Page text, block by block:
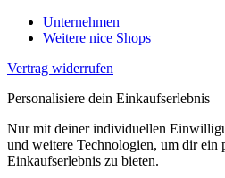
Unternehmen
Weitere nice Shops
Vertrag widerrufen
Personalisiere dein Einkaufserlebnis
Nur mit deiner individuellen
und weitere Technologien, um dir ein
Einkaufserlebnis zu bieten.